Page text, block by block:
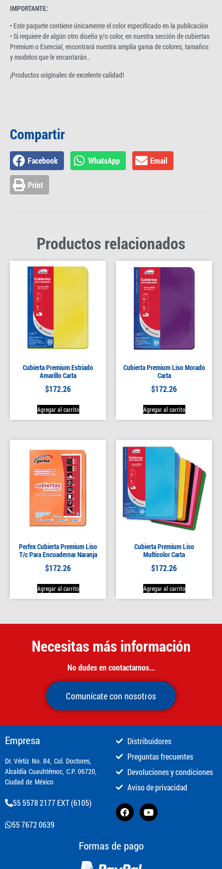
IMPORTANTE:
• Este paquete contiene únicamente el color especificado en la publicación
• Si requiere de algún otro diseño y/o color, en nuestra sección de cubiertas
Premium o Esencial, encontrará nuestra amplia gama de colores, tamaños
y modelos que le encantarán..
¡Productos originales de excelente calidad!
Compartir
Facebook WhatsApp Email
Print
Productos relacionados
Cubierta Premium Estriado
Amarillo Carta
$172.26
Agregar al carrito
Cubierta Premium Liso Morado
Carta
$172.26
Agregar al carrito
Perfex Cubierta Premium Liso
T/c Para Encuadernar Naranja
$172.26
Agregar al carrito
Cubierta Premium Liso
Multicolor Carta
$172.26
Agregar al carrito
Necesitas más información
No dudes en contactarnos...
Comunícate con nosotros
Empresa
​Dr. Vértiz No. 84, Col. Doctores,
Alcaldía Cuauhtémoc, C.P. 06720,
Ciudad de México
55 5578 2177 EXT (6105)
55 7672 0639
Distribuidores
Preguntas frecuentes
Devoluciones y condiciones
Aviso de privacidad
Formas de pago